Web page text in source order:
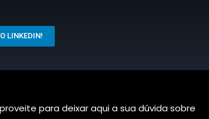
LINKEDIN!
para deixar aqui a sua dúvida sobre